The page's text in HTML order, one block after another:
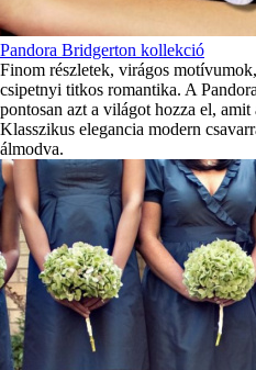
Pandora Bridgerton kollekció
Finom részletek, virágos
csipetnyi titkos romantika. A
pontosan azt a világot hozza el,
Klasszikus elegancia modern
álmodva.